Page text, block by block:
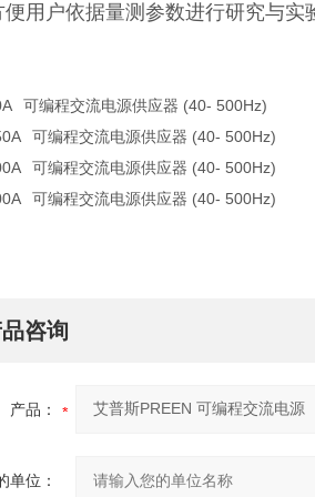
便用户依据量测参数进行研究与实
可编程交流电源供应器 (40- 500Hz)
可编程交流电源供应器 (40- 500Hz)
可编程交流电源供应器 (40- 500Hz)
可编程交流电源供应器 (40- 500Hz)
咨询
产品：
单位：